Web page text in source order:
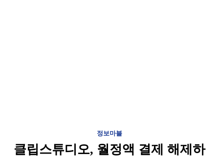
정보마블
클립스튜디오, 월정액 결제 해제하